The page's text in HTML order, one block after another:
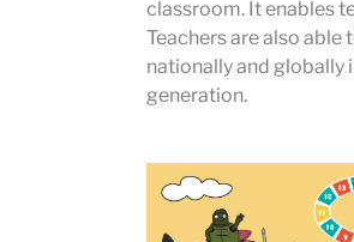
classroom. It enables
Teachers are also
nationally and globally
generation.